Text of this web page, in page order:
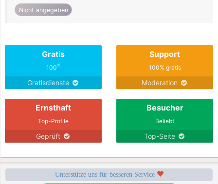
Nicht angegeben
Gratis
100%
Gratisdienste
Support
100% gratis
Moderation
Ernsthaft
Top-Profile
Geprüft
Besucher
Beliebt
Top-Seite
Unterstütze uns für besseren Service